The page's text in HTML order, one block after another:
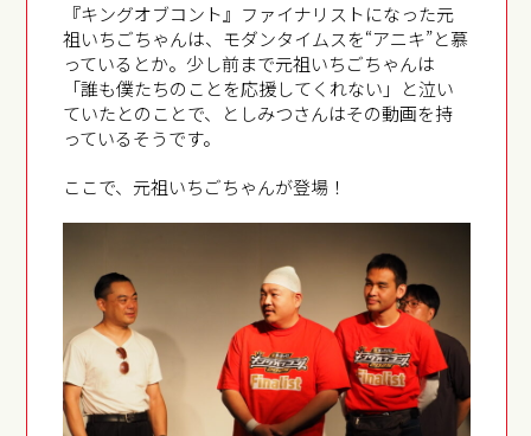
『キングオブコント』ファイナリストになった元
祖いちごちゃんは、モダンタイムスを“アニキ”と慕
っているとか。少し前まで元祖いちごちゃんは
「誰も僕たちのことを応援してくれない」と泣い
ていたとのことで、としみつさんはその動画を持
っているそうです。
ここで、元祖いちごちゃんが登場！